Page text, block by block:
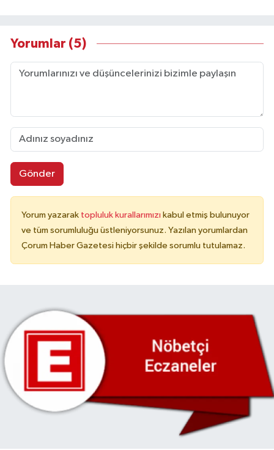
Yorumlar (5)
Gönder
Yorum yazarak topluluk kurallarımızı kabul etmiş bulunuyor
ve tüm sorumluluğu üstleniyorsunuz. Yazılan yorumlardan
Çorum Haber Gazetesi hiçbir şekilde sorumlu tutulamaz.